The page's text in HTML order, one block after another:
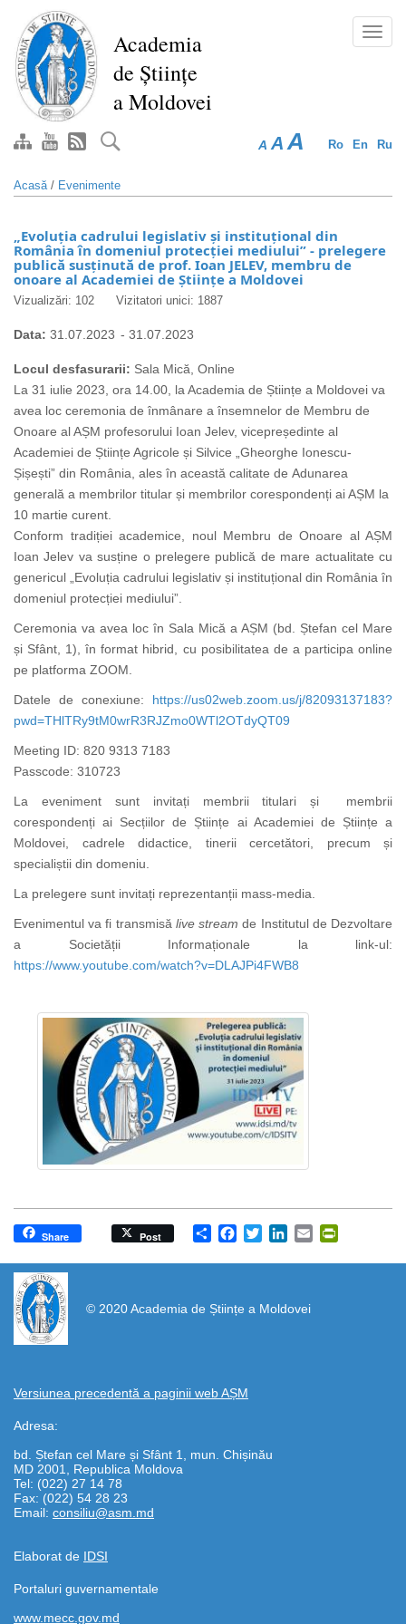
conţinutul
principal
Academia
de Științe
a Moldovei
Ro En Ru
A A A
Acasă/ Evenimente
„Evoluția cadrului legislativ și instituțional din
România în domeniul protecției mediului” - prelegere
publică susținută de prof. Ioan JELEV, membru de
onoare al Academiei de Științe a Moldovei
Vizualizări: 102 Vizitatori unici: 1887
Data: 31.07.2023 - 31.07.2023
Locul desfasurarii: Sala Mică, Online
La 31 iulie 2023, ora 14.00, la Academia de Științe a Moldovei va
avea loc ceremonia de înmânare a însemnelor de Membru de
Onoare al AȘM profesorului Ioan Jelev, vicepreședinte al
Academiei de Științe Agricole și Silvice „Gheorghe Ionescu-
Șișești” din România, ales în această calitate de Adunarea
generală a membrilor titular și membrilor corespondenți ai AȘM la
10 martie curent.
Conform tradiției academice, noul Membru de Onoare al AȘM
Ioan Jelev va susține o prelegere publică de mare actualitate cu
genericul „Evoluția cadrului legislativ și instituțional din România în
domeniul protecției mediului”.
Ceremonia va avea loc în Sala Mică a AȘM (bd. Ștefan cel Mare
și Sfânt, 1), în format hibrid, cu posibilitatea de a participa online
pe platforma ZOOM.
Datele de conexiune: https://us02web.zoom.us/j/82093137183?
pwd=THlTRy9tM0wrR3RJZmo0WTl2OTdyQT09
Meeting ID: 820 9313 7183
Passcode: 310723
La eveniment sunt invitați membrii titulari și membrii
corespondenți ai Secțiilor de Științe ai Academiei de Științe a
Moldovei, cadrele didactice, tinerii cercetători, precum și
specialiștii din domeniu.
La prelegere sunt invitați reprezentanții mass-media.
Evenimentul va fi transmisă live stream de Institutul de Dezvoltare
a Societății Informaționale la link-ul:
https://www.youtube.com/watch?v=DLAJPi4FWB8
Share
Share Post Facebook
TwitterLinkedIn
Email
© 2020 Academia de Științe a Moldovei
Versiunea precedentă a paginii web AȘM
Adresa:
bd. Ștefan cel Mare și Sfânt 1, mun. Chișinău
MD 2001, Republica Moldova
Tel: (022) 27 14 78
Fax: (022) 54 28 23
Email: consiliu@asm.md
Elaborat de IDSI
https://propletenie.ru/
Portaluri guvernamentale
www.mecc.gov.md